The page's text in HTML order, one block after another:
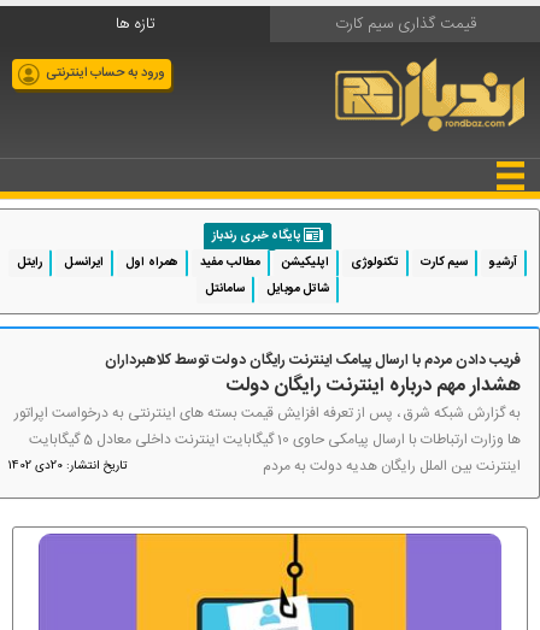
قیمت گذاری سیم کارت تازه ها
ورود به حساب اینترنتی
پایگاه خبری رندباز
آرشیو
سیم کارت تکنولوژی اپلیکیشن مطالب مفید همراه اول ایرانسل
رایتل
شاتل موبایل
سامانتل
فریب دادن مردم با ارسال پیامک اینترنت رایگان دولت توسط کلاهبرداران
هشدار مهم درباره اینترنت رایگان دولت
به گزارش شبکه شرق ، پس از تعرفه افزایش قیمت بسته های اینترنتی به درخواست اپراتور
ها وزارت ارتباطات با ارسال پیامکی حاوی 10 گیگابایت اینترنت داخلی معادل 5 گیگابایت
اینترنت بین الملل رایگان هدیه دولت به مردم
تاریخ انتشار: 20دی 1402